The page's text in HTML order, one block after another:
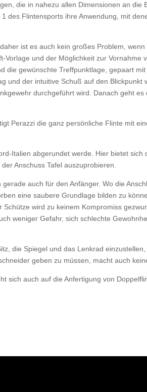
die in nahezu allen Dimensionen an die
des Flintensports ihre Anwendung, mit
ist es auch kein großes Problem,
und der Möglichkeit zur Vornahme
die gewünschte Treffpunktlage, gepaart
und der intuitive Schuß auf den Blickpunkt
durchgeführt wird. Danach geht
Perazzi die ganz persönliche Flinte mit
Italien abgerundet werde. Hier bietet sich
Anschuss Tafel auszuprobieren.
auch für den Anfänger. Wo die
eine saubere Grundlage bilden zu
wird zu keinem Kompromiss
weniger Gefahr, sich schlechte
die Spiegel und das Lenkrad
geben zu müssen, macht auch
sich auch auf die Anfertigung von